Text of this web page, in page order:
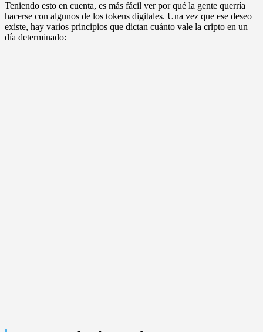
Teniendo esto en cuenta, es más fácil ver por qué la gente querría
hacerse con algunos de los tokens digitales. Una vez que ese deseo
existe, hay varios principios que dictan cuánto vale la cripto en un
día determinado: